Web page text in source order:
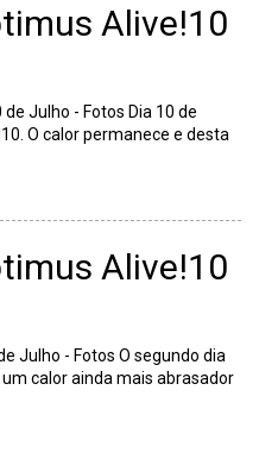
Alive!10
Julho - Fotos Dia 10 de
O calor permanece e desta
Alive!10
Julho - Fotos O segundo dia
calor ainda mais abrasador